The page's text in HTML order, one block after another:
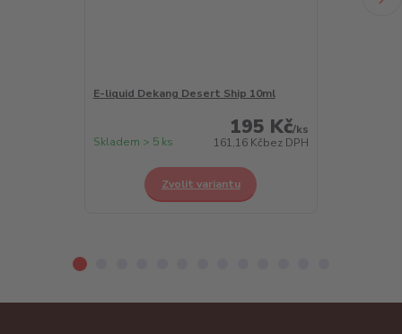
E-liquid Dekang Desert Ship 10ml
195 Kč/ks
161,16 Kčbez DPH
Skladem > 5 ks
Zvolit variantu